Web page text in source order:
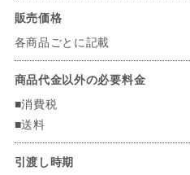
販売価格
各商品ごとに記載
商品代金以外の必要料金
■消費税
■送料
引渡し時期